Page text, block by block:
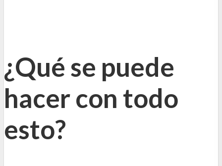
¿Qué se puede
hacer con todo
esto?